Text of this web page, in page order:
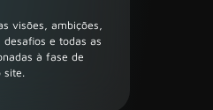
visões, ambições,
e todas as
à fase de
site.